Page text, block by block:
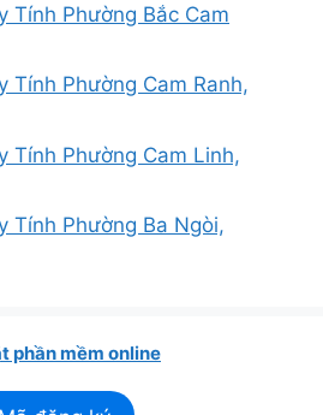
Tính Phường Bắc Cam
Tính Phường Cam Ranh,
Tính Phường Cam Linh,
Tính Phường Ba Ngòi,
phần mềm online